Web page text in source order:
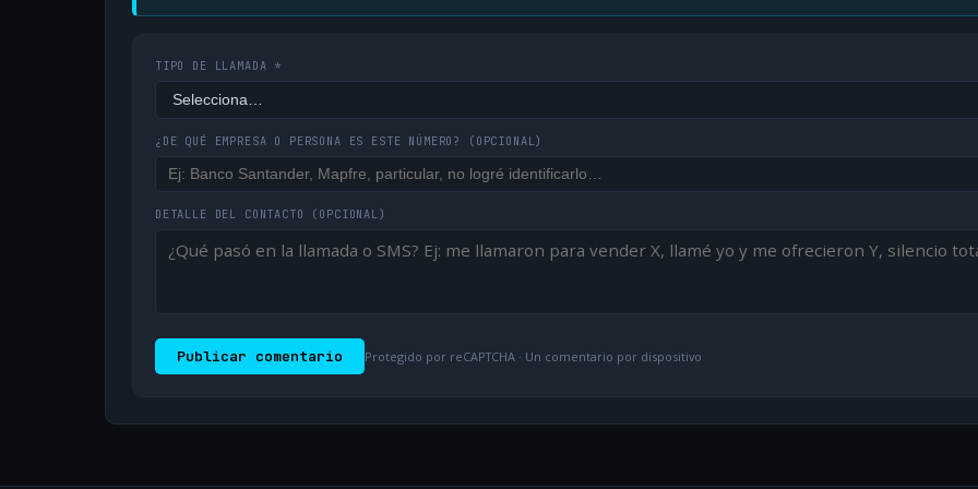
TIPO DE LLAMADA *
¿DE QUÉ EMPRESA O PERSONA ES ESTE NÚMERO? (OPCIONAL)
DETALLE DEL CONTACTO (OPCIONAL)
Publicar comentario Protegido por reCAPTCHA · Un comentario por dispositivo